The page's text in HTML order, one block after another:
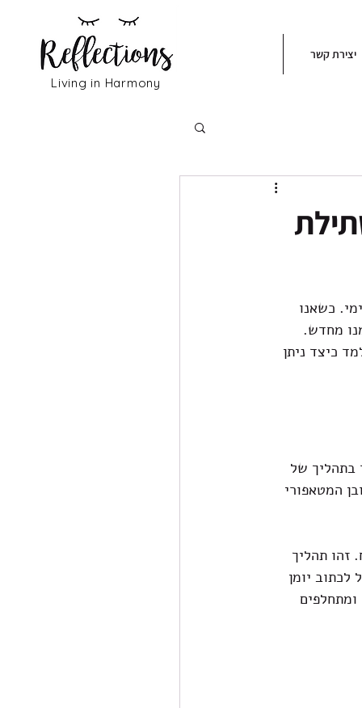
Living in Harmony
יצירת קשר
כשאנו
מחדש.
כיצד ניתן
בתהליך של
המטאפורי
זהו תהליך
יומן
ומתחלפים